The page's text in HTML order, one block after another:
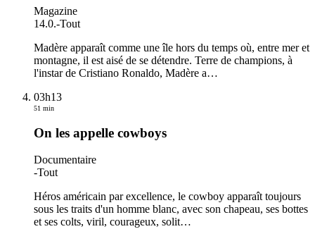
Magazine
14.0.-Tout
Madère apparaît comme une île hors du temps où, entre mer et
montagne, il est aisé de se détendre. Terre de champions, à
l'instar de Cristiano Ronaldo, Madère a…
03h13
51 min
On les appelle cowboys
Documentaire
-Tout
Héros américain par excellence, le cowboy apparaît toujours
sous les traits d'un homme blanc, avec son chapeau, ses bottes
et ses colts, viril, courageux, solit…